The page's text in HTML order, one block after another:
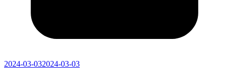
2024-03-032024-03-03